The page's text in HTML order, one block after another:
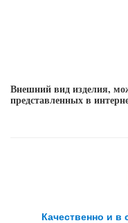
применения - 45°C.
соответствующего
Внешний вид изделия,
представленных в
Качественно и